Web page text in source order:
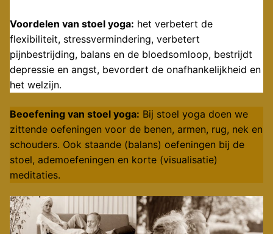
Voordelen van stoel yoga: het verbetert de
flexibiliteit, stressvermindering, verbetert
pijnbestrijding, balans en de bloedsomloop, bestrijdt
depressie en angst, bevordert de onafhankelijkheid en
het welzijn.
Beoefening van stoel yoga: Bij stoel yoga doen we
zittende oefeningen voor de benen, armen, rug, nek en
schouders. Ook staande (balans) oefeningen bij de
stoel, ademoefeningen en korte (visualisatie)
meditaties.